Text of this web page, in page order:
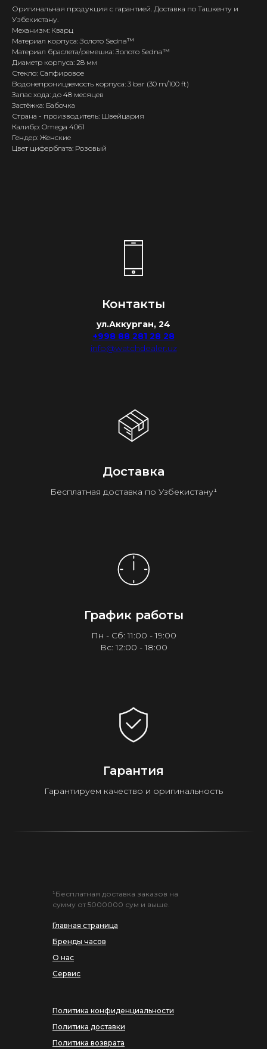
Оригинальная продукция с гарантией. Доставка по Ташкенту и
Узбекистану.
Механизм: Кварц
Материал корпуса: Золото Sedna™
Материал браслета/ремешка: Золото Sedna™
Диаметр корпуса: 28 мм
Стекло: Сапфировое
Водонепроницаемость корпуса: 3 bar (30 m/100 ft)
Запас хода: до 48 месяцев
Застёжка: Бабочка
Страна - производитель: Швейцария
Калибр: Omega 4061
Гендер: Женские
Цвет циферблата: Розовый
Контакты
ул.Аккурган, 24
+998 88 281 28 28
info@watchdealer.uz
Доставка
Бесплатная доставка по Узбекистану¹
График работы
Пн - Сб: 11:00 - 19:00
Вс: 12:00 - 18:00
Гарантия
Гарантируем качество и оригинальность
Главная страница
Бренды часов
О нас
Сервис
¹Бесплатная доставка заказов на
сумму от 5000000 сум и выше.
Политика конфиденциальности
Политика доставки
Политика возврата